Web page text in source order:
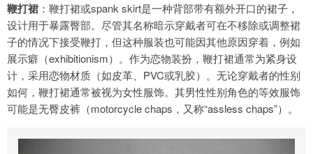
鞭打裙 ：鞭打裙或spank skirt是一种背部带有额外开口的裙子，
设计用于暴露臀部。尽管其名称暗示穿戴者可在不移除或调整裙
子的情况下接受鞭打，但这种服装也可能因其他原因穿着，例如
展示癖（exhibitionism）。作为恋物装扮，鞭打裙通常为紧身设
计，采用恋物材质（如皮革、PVC或乳胶）。无论穿戴者的性别
如何，鞭打裙通常被视为女性服饰。其男性性别角色的等效服饰
可能是无臀皮裤（motorcycle chaps，又称“assless chaps”）。